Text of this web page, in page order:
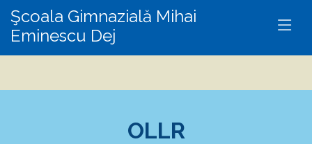
Şcoala Gimnazială Mihai
Eminescu Dej
OLLR